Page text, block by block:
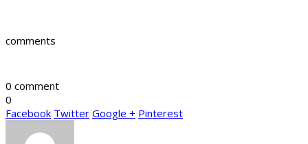
comments
0 comment
0
Facebook Twitter Google + Pinterest